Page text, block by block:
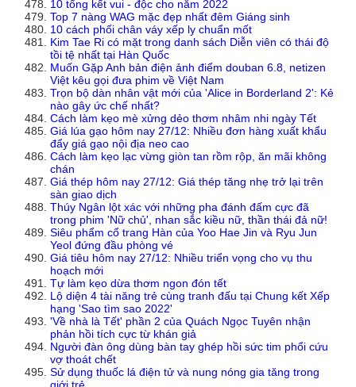
10 tổng kết vui - độc cho năm 2022
Top 7 nàng WAG mặc đẹp nhất đêm Giáng sinh
10 cách phối chân váy xếp ly chuẩn mốt
Kim Tae Ri có mặt trong danh sách Diễn viên có thái độ
tồi tệ nhất tại Hàn Quốc
Muốn Gặp Anh bản điện ảnh điểm douban 6.8, netizen
Việt kêu gọi đưa phim về Việt Nam
Trọn bộ dàn nhân vật mới của 'Alice in Borderland 2': Kẻ
nào gây ức chế nhất?
Cách làm kẹo mè xửng dẻo thơm nhâm nhi ngày Tết
Giá lúa gạo hôm nay 27/12: Nhiều đơn hàng xuất khẩu
đẩy giá gạo nội địa neo cao
Cách làm kẹo lạc vừng giòn tan rồm rộp, ăn mãi không
chán
Giá thép hôm nay 27/12: Giá thép tăng nhẹ trở lại trên
sàn giao dịch
Thúy Ngân lột xác với những pha đánh đấm cực đã
trong phim 'Nữ chủ', nhan sắc kiều nữ, thần thái đả nữ!
Siêu phẩm cổ trang Hàn của Yoo Hae Jin và Ryu Jun
Yeol đứng đầu phòng vé
Giá tiêu hôm nay 27/12: Nhiều triển vọng cho vụ thu
hoạch mới
Tự làm kẹo dừa thơm ngon đón tết
Lộ diện 4 tài năng trẻ cùng tranh đấu tại Chung kết Xếp
hạng 'Sao tìm sao 2022'
'Về nhà là Tết' phần 2 của Quách Ngọc Tuyên nhận
phản hồi tích cực từ khán giả
Người đàn ông dùng bàn tay ghép hồi sức tim phổi cứu
vợ thoát chết
Sử dụng thuốc lá điện tử và nung nóng gia tăng trong